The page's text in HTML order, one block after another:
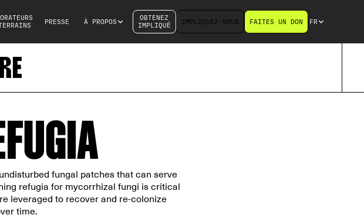
PRESSE À PROPOS
OBTENEZ
IMPLIQUÉ
IMPLIQUEZ-VOUS FAITES UN DON FR
fungal patches that can serve
refugia for mycorrhizal fungi is critical
leveraged to recover and re-colonize
time.